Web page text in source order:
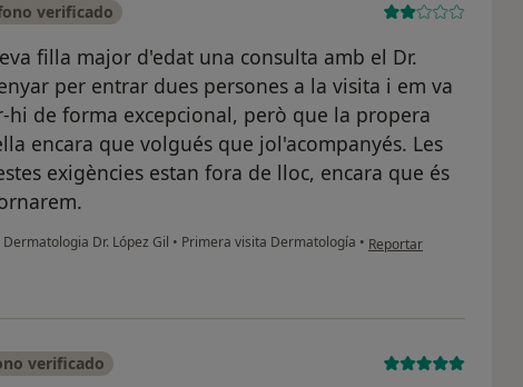
verificado
filla major d'edat una consulta amb el Dr.
per entrar dues persones a la visita i em va
hi de forma excepcional, però que la propera
encara que volgués que jol'acompanyés. Les
exigències estan fora de lloc, encara que és
Dermatologia Dr. López Gil • Primera visita Dermatología • en opinión del usuario M.T
Reportar
verificado